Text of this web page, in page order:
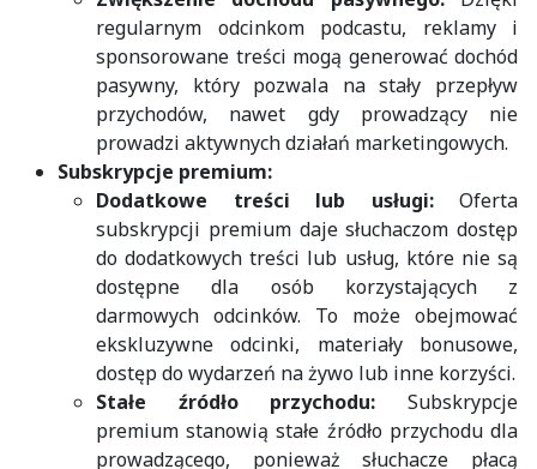
regularnym odcinkom podcastu, reklamy i
sponsorowane treści mogą generować dochód
pasywny, który pozwala na stały przepływ
przychodów, nawet gdy prowadzący nie
prowadzi aktywnych działań marketingowych.
Subskrypcje premium:
Dodatkowe treści lub usługi:Oferta
subskrypcji premium daje słuchaczom dostęp
do dodatkowych treści lub usług, które nie są
dostępne dla osób korzystających z
darmowych odcinków. To może obejmować
ekskluzywne odcinki, materiały bonusowe,
dostęp do wydarzeń na żywo lub inne korzyści.
Stałe źródło przychodu: Subskrypcje
premium stanowią stałe źródło przychodu dla
prowadzącego, ponieważ słuchacze płacą